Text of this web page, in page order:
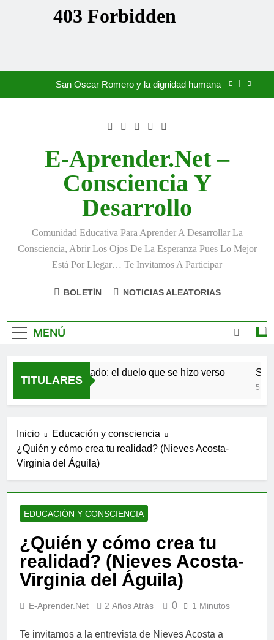
San Óscar Romero y la dignidad humana
impulsa tu bienestar»
Antonio Machado: el duelo que se hizo verso
San Óscar Romero y la dignidad humana
«La kinesina y la felicidad: cómo una proteína
impulsa tu bienestar»
E-Aprender.net –
Consciencia Y
Desarrollo
Comunidad Educativa Para Aprender A Desarrollar La
Consciencia, Abrir Los Ojos De La Esperanza Pues Lo Mejor
Está Por Llegar… Te Invitamos A Participar
BOLETÍN NOTICIAS ALEATORIAS
MENÚ
TITULARES
Antonio Machado: el duelo que se hizo verso San
5
Inicio
Educación y consciencia
¿Quién y cómo crea tu realidad? (Nieves Acosta-
Virginia del Águila)
EDUCACIÓN Y CONSCIENCIA
¿Quién y cómo crea tu
realidad? (Nieves Acosta-
Virginia del Águila)
E-Aprender.net 2 Años Atrás 0 1 Minutos
Te invitamos a la entrevista de Nieves Acosta a